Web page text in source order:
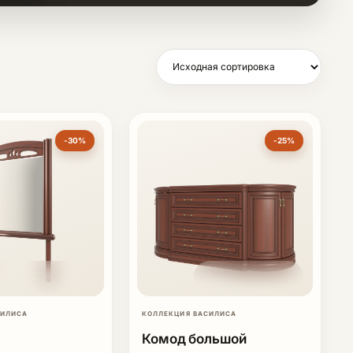
-30% -25%
КОЛЛЕКЦИЯ ВАСИЛИСА
Комод большой